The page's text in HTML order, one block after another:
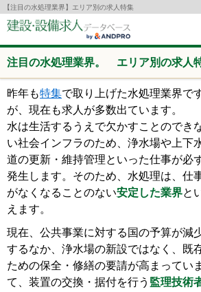
【注目の水処理業界】エリア別の求人特集
注目の水処理業界。 エリア別の求人
昨年も特集で取り上げた水処理業界で
が、現在も求人が多数出ています。
水は生活するうえで欠かすことのでき
い社会インフラのため、浄水場や上下
道の更新・維持管理といった仕事が必
発生します。そのため、水処理は、仕
がなくなることのない安定した業界と
えます。
現在、公共事業に対する国の予算が減
するなか、浄水場の新設ではなく、既
ための保全・修繕の要請が高まってい
て、装置の交換・据付を行う 監理技術